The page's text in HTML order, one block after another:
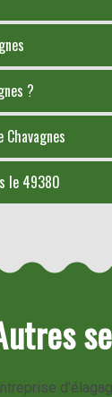
?
le 49380